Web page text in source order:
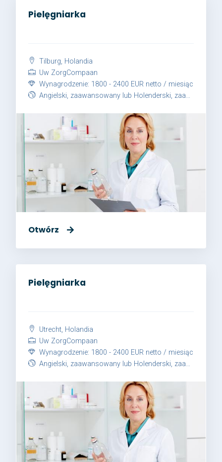
Pielęgniarka
Tilburg, Holandia
Uw ZorgCompaan
Wynagrodzenie: 1800 - 2400 EUR netto / miesiąc
Angielski, zaawansowany lub Holenderski, zaawansowany
Otwórz
Pielęgniarka
Utrecht, Holandia
Uw ZorgCompaan
Wynagrodzenie: 1800 - 2400 EUR netto / miesiąc
Angielski, zaawansowany lub Holenderski, zaawansowany